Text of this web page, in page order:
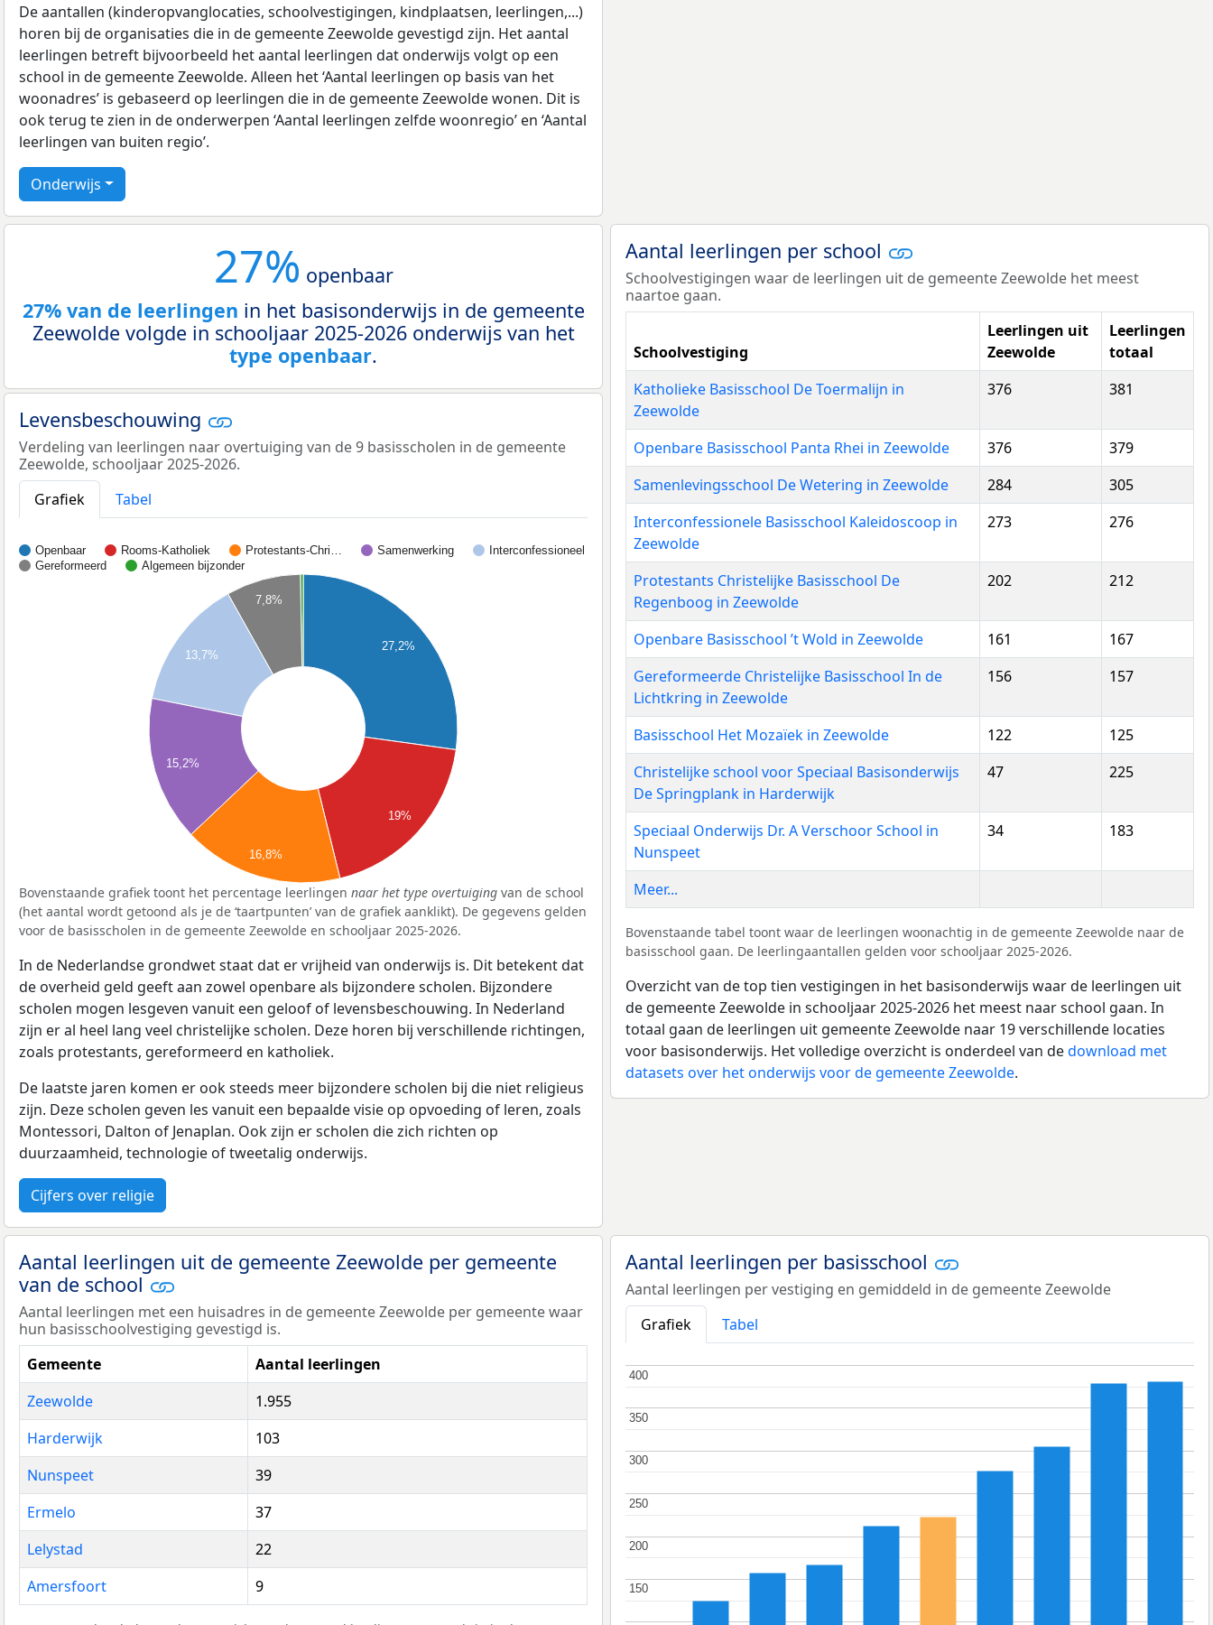
De aantallen (kinderopvanglocaties, schoolvestigingen, kindplaatsen, leerlingen,...)
horen bij de organisaties die in de gemeente Zeewolde gevestigd zijn. Het aantal
leerlingen betreft bijvoorbeeld het aantal leerlingen dat onderwijs volgt op een
school in de gemeente Zeewolde. Alleen het ‘Aantal leerlingen op basis van het
woonadres’ is gebaseerd op leerlingen die in de gemeente Zeewolde wonen. Dit is
ook terug te zien in de onderwerpen ‘Aantal leerlingen zelfde woonregio’ en ‘Aantal
leerlingen van buiten regio’.
Onderwijs
27% openbaar
27% van de leerlingen in het basisonderwijs in de gemeente
Zeewolde volgde in schooljaar 2025-2026 onderwijs van het
type openbaar.
Levensbeschouwing
Verdeling van leerlingen naar overtuiging van de 9 basisscholen in de gemeente
Zeewolde, schooljaar 2025-2026.
Grafiek
Tabel
Openbaar Rooms-Katholiek Protestants-Chri… Samenwerking
Interconfessioneel
Gereformeerd
Algemeen bijzonder
27,2%
19%
7,8%
13,7%
15,2%
16,8%
Bovenstaande grafiek toont het percentage leerlingen naar het type overtuiging van de school
(het aantal wordt getoond als je de ‘taartpunten’ van de grafiek aanklikt). De gegevens gelden
voor de basisscholen in de gemeente Zeewolde en schooljaar 2025-2026.
In de Nederlandse grondwet staat dat er vrijheid van onderwijs is. Dit betekent dat
de overheid geld geeft aan zowel openbare als bijzondere scholen. Bijzondere
scholen mogen lesgeven vanuit een geloof of levensbeschouwing. In Nederland
zijn er al heel lang veel christelijke scholen. Deze horen bij verschillende richtingen,
zoals protestants, gereformeerd en katholiek.
De laatste jaren komen er ook steeds meer bijzondere scholen bij die niet religieus
zijn. Deze scholen geven les vanuit een bepaalde visie op opvoeding of leren, zoals
Montessori, Dalton of Jenaplan. Ook zijn er scholen die zich richten op
duurzaamheid, technologie of tweetalig onderwijs.
Cijfers over religie
Aantal leerlingen per school
Schoolvestigingen waar de leerlingen uit de gemeente Zeewolde het meest
naartoe gaan.
Schoolvestiging
Leerlingen uit
Zeewolde
Leerlingen
totaal
Katholieke Basisschool De Toermalijn in
Zeewolde
376 381
Openbare Basisschool Panta Rhei in Zeewolde 376
379
Samenlevingsschool De Wetering in Zeewolde
284
305
Interconfessionele Basisschool Kaleidoscoop in
Zeewolde
273 276
Protestants Christelijke Basisschool De
Regenboog in Zeewolde
202 212
Openbare Basisschool ’t Wold in Zeewolde 161
167
Gereformeerde Christelijke Basisschool In de
Lichtkring in Zeewolde
156 157
Basisschool Het Mozaïek in Zeewolde 122
125
Christelijke school voor Speciaal Basisonderwijs
De Springplank in Harderwijk
47 225
Speciaal Onderwijs Dr. A Verschoor School in
Nunspeet
34 183
Meer...
Bovenstaande tabel toont waar de leerlingen woonachtig in de gemeente Zeewolde naar de
basisschool gaan. De leerlingaantallen gelden voor schooljaar 2025-2026.
Overzicht van de top tien vestigingen in het basisonderwijs waar de leerlingen uit
de gemeente Zeewolde in schooljaar 2025-2026 het meest naar school gaan. In
totaal gaan de leerlingen uit gemeente Zeewolde naar 19 verschillende locaties
voor basisonderwijs. Het volledige overzicht is onderdeel van dedownload met
datasets over het onderwijs voor de gemeente Zeewolde.
Aantal leerlingen uit de gemeente Zeewolde per gemeente
van de school
Aantal leerlingen met een huisadres in de gemeente Zeewolde per gemeente waar
hun basisschoolvestiging gevestigd is.
Gemeente
Aantal leerlingen
Zeewolde
1.955
Harderwijk
103
Nunspeet
39
Ermelo
37
Lelystad
22
Amersfoort
9
Aantal leerlingen per basisschool
Aantal leerlingen per vestiging en gemiddeld in de gemeente Zeewolde
Grafiek
Tabel
150
150
200
200
250
250
300
300
350
350
400
400